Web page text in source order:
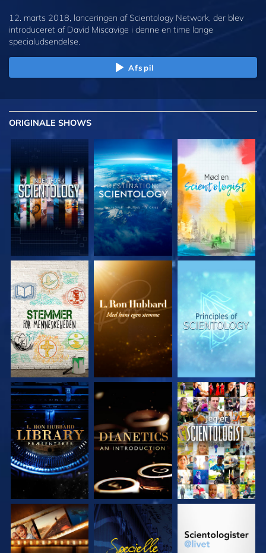
12. marts 2018, lanceringen af Scientology Network, der blev
introduceret af David Miscavige i denne en time lange
specialudsendelse.
Afspil
ORIGINALE SHOWS
UDFORSK SERIEN UDFORSK SERIEN UDFORSK SERIEN
UDFORSK SERIEN UDFORSK SERIEN SE
UDFORSK SERIEN SE UDFORSK SERIEN